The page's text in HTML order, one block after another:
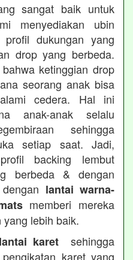
sangat baik untuk
menyediakan ubin
dukungan yang
drop yang berbeda.
ketinggian drop
seorang anak bisa
cedera. Hal ini
anak-anak selalu
sehingga
setiap saat. Jadi,
backing lembut
berbeda & dengan
lantai warna-
memberi mereka
lebih baik.
karet sehingga
karet yang